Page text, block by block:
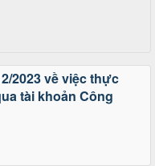
2023 về việc thực
tài khoản Công